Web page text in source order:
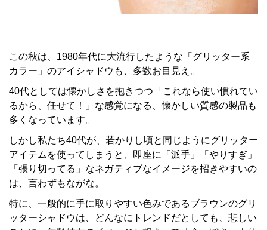
この秋は、1980年代に大流行したような「グリッター系
カラー」のアイシャドウも、多数お目見え。
40代としては懐かしさを抱きつつ「これなら使い慣れてい
るから、任せて！」な感覚になる、懐かしい質感の製品も
多くなっています。
しかし私たち40代が、若かりし頃と同じようにグリッター
アイテムを使ってしまうと、即座に「派手」「やりすぎ」
「張り切ってる」なネガティブなイメージを招きやすいの
は、言わずもながな。
特に、一般的に手に取りやすい色みであるブラウンのグリ
ッターシャドウは、どんなにトレンドだとしても、悲しい